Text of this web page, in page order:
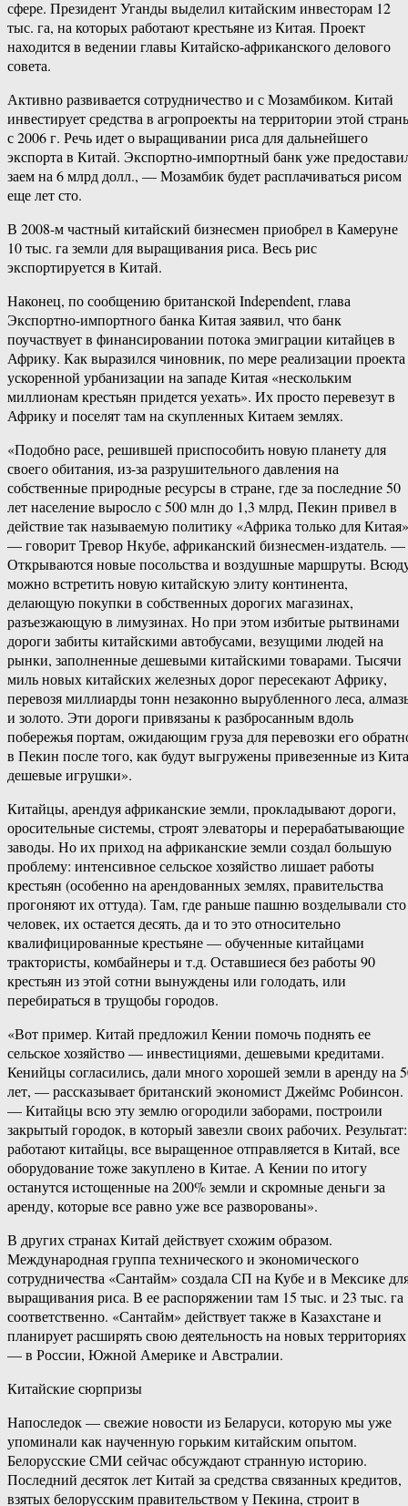
сфере. Президент Уганды выделил китайским инвесторам 12
тыс. га, на которых работают крестьяне из Китая. Проект
находится в ведении главы Китайско-африканского делового
совета.
Активно развивается сотрудничество и с Мозамбиком. Китай
инвестирует средства в агропроекты на территории этой
с 2006 г. Речь идет о выращивании риса для дальнейшего
экспорта в Китай. Экспортно-импортный банк уже
заем на 6 млрд долл., — Мозамбик будет расплачиваться рисом
еще лет сто.
В 2008-м частный китайский бизнесмен приобрел в Камеруне
10 тыс. га земли для выращивания риса. Весь рис
экспортируется в Китай.
Наконец, по сообщению британской Independent, глава
Экспортно-импортного банка Китая заявил, что банк
поучаствует в финансировании потока эмиграции китайцев в
Африку. Как выразился чиновник, по мере реализации проекта
ускоренной урбанизации на западе Китая «нескольким
миллионам крестьян придется уехать». Их просто перевезут в
Африку и поселят там на скупленных Китаем землях.
«Подобно расе, решившей приспособить новую планету для
своего обитания, из-за разрушительного давления на
собственные природные ресурсы в стране, где за последние 50
лет население выросло с 500 млн до 1,3 млрд, Пекин привел в
действие так называемую политику «Африка только для
— говорит Тревор Нкубе, африканский бизнесмен-издатель. —
Открываются новые посольства и воздушные маршруты.
можно встретить новую китайскую элиту континента,
делающую покупки в собственных дорогих магазинах,
разъезжающую в лимузинах. Но при этом избитые рытвинами
дороги забиты китайскими автобусами, везущими людей на
рынки, заполненные дешевыми китайскими товарами. Тысячи
миль новых китайских железных дорог пересекают Африку,
перевозя миллиарды тонн незаконно вырубленного леса,
и золото. Эти дороги привязаны к разбросанным вдоль
побережья портам, ожидающим груза для перевозки его
в Пекин после того, как будут выгружены привезенные из
дешевые игрушки».
Китайцы, арендуя африканские земли, прокладывают дороги,
оросительные системы, строят элеваторы и перерабатывающие
заводы. Но их приход на африканские земли создал большую
проблему: интенсивное сельское хозяйство лишает работы
крестьян (особенно на арендованных землях, правительства
прогоняют их оттуда). Там, где раньше пашню возделывали сто
человек, их остается десять, да и то это относительно
квалифицированные крестьяне — обученные китайцами
трактористы, комбайнеры и т.д. Оставшиеся без работы 90
крестьян из этой сотни вынуждены или голодать, или
перебираться в трущобы городов.
«Вот пример. Китай предложил Кении помочь поднять ее
сельское хозяйство — инвестициями, дешевыми кредитами.
Кенийцы согласились, дали много хорошей земли в аренду на
лет, — рассказывает британский экономист Джеймс Робинсон.
— Китайцы всю эту землю огородили заборами, построили
закрытый городок, в который завезли своих рабочих. Результат:
работают китайцы, все выращенное отправляется в Китай, все
оборудование тоже закуплено в Китае. А Кении по итогу
останутся истощенные на 200% земли и скромные деньги за
аренду, которые все равно уже все разворованы».
В других странах Китай действует схожим образом.
Международная группа технического и экономического
сотрудничества «Сантайм» создала СП на Кубе и в Мексике
выращивания риса. В ее распоряжении там 15 тыс. и 23 тыс. га
соответственно. «Сантайм» действует также в Казахстане и
планирует расширять свою деятельность на новых территориях
— в России, Южной Америке и Австралии.
Китайские сюрпризы
Напоследок — свежие новости из Беларуси, которую мы уже
упоминали как наученную горьким китайским опытом.
Белорусские СМИ сейчас обсуждают странную историю.
Последний десяток лет Китай за средства связанных кредитов,
взятых белорусским правительством у Пекина, строит в